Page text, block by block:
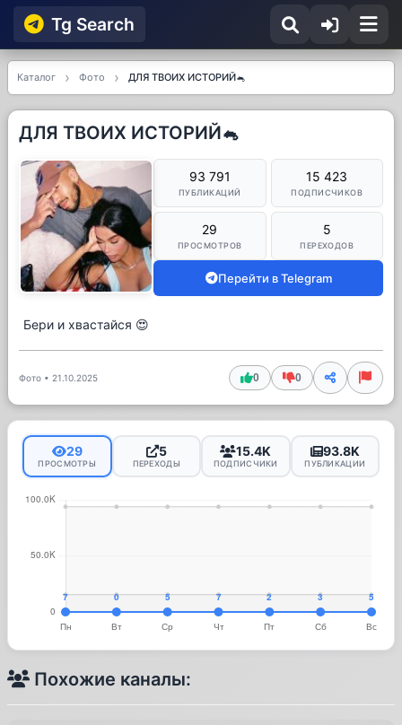
Tg Searсh
Каталог Фото ДЛЯ ТВОИХ ИСТОРИЙ🐁
ДЛЯ ТВОИХ ИСТОРИЙ🐁
93 791
ПУБЛИКАЦИЙ
15 423
ПОДПИСЧИКОВ
29
ПРОСМОТРОВ
5
ПЕРЕХОДОВ
Перейти в Telegram
Бери и хвастайся 😍
Фото • 21.10.2025 0 0
29
ПРОСМОТРЫ
5
ПЕРЕХОДЫ
15.4K
ПОДПИСЧИКИ
93.8K
ПУБЛИКАЦИИ
Похожие каналы: